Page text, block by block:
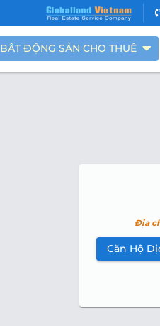
BẤT ĐỘNG SẢN CHO THUÊ
Địa
Căn Hộ